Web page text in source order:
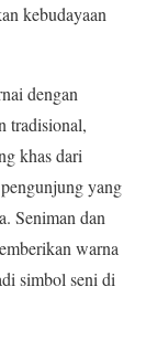
kebudayaan
dengan
tradisional,
khas dari
yang
Seniman dan
warna
simbol seni di